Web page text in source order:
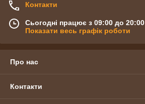
Контакти
Сьогодні працює з 09:00 до 20:00
Показати весь графік роботи
Про нас
Контакти